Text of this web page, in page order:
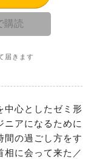
購読
届きます
中心としたゼミ形
アになるために
間の過ごし方をす
に会って来た／